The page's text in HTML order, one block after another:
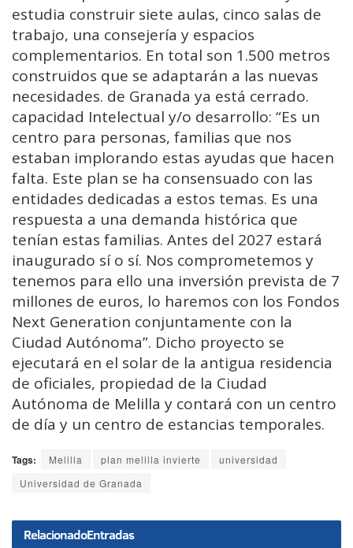
estudia construir siete aulas, cinco salas de
trabajo, una consejería y espacios
complementarios. En total son 1.500 metros
construidos que se adaptarán a las nuevas
necesidades. de Granada ya está cerrado.
capacidad Intelectual y/o desarrollo: “Es un
centro para personas, familias que nos
estaban implorando estas ayudas que hacen
falta. Este plan se ha consensuado con las
entidades dedicadas a estos temas. Es una
respuesta a una demanda histórica que
tenían estas familias. Antes del 2027 estará
inaugurado sí o sí. Nos comprometemos y
tenemos para ello una inversión prevista de 7
millones de euros, lo haremos con los Fondos
Next Generation conjuntamente con la
Ciudad Autónoma”. Dicho proyecto se
ejecutará en el solar de la antigua residencia
de oficiales, propiedad de la Ciudad
Autónoma de Melilla y contará con un centro
de día y un centro de estancias temporales.
Tags: Melilla plan melilla invierte
universidad
Universidad de Granada
RelacionadoEntradas